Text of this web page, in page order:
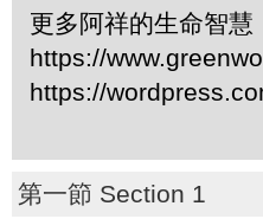
更多阿祥的生命智慧
https://
https://
第一節 Section 1